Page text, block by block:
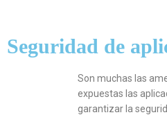
Seguridad de
Son muchas las
expuestas las
garantizar la